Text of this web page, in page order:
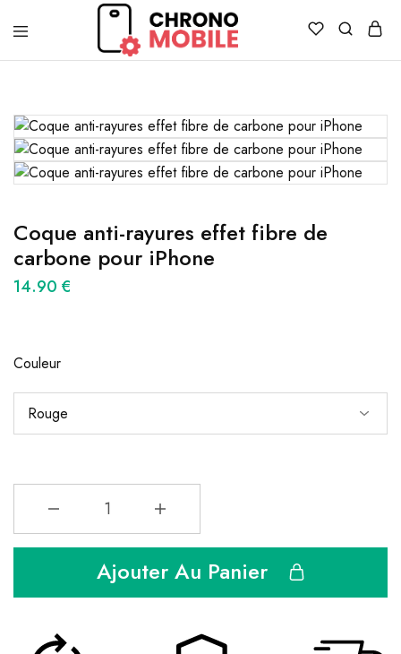
Chronomobile
Achat,
de
smartphones
et
tablettes
Coque anti-rayures effet fibre de
carbone pour iPhone
14.90 €
Couleur
Ajouter Au Panier